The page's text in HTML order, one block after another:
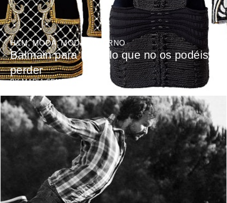
H&M,MODA,MODA INVIERNO
Balmain para H&M lo que no os podéis
perder
BYMARÍA SEMPERE